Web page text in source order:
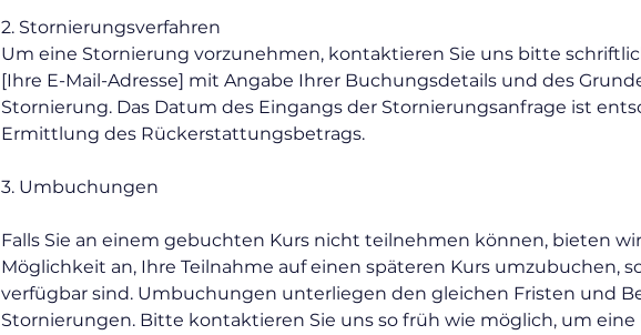
2. Stornierungsverfahren
Um eine Stornierung vorzunehmen, kontaktieren Sie uns bitte
[Ihre E-Mail-Adresse] mit Angabe Ihrer Buchungsdetails und des
Stornierung. Das Datum des Eingangs der Stornierungsanfrage ist
Ermittlung des Rückerstattungsbetrags.
3. Umbuchungen
Falls Sie an einem gebuchten Kurs nicht teilnehmen können, bieten
Möglichkeit an, Ihre Teilnahme auf einen späteren Kurs umzubuchen,
verfügbar sind. Umbuchungen unterliegen den gleichen Fristen und
Stornierungen. Bitte kontaktieren Sie uns so früh wie möglich, um